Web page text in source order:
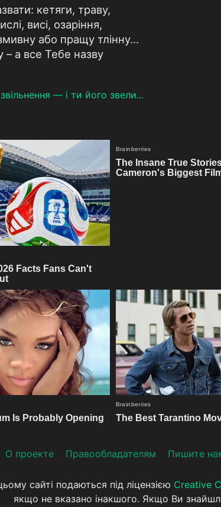
кетяги, траву,
висі, озаріння,
або пращу тлінну…
– а все Тебе назву
— і ти його звели...
О проекте Прaвooблaдателям Пишите
сайті подаються під ліцензією Creative
якщо не вказано інакшого. Якщо Ви